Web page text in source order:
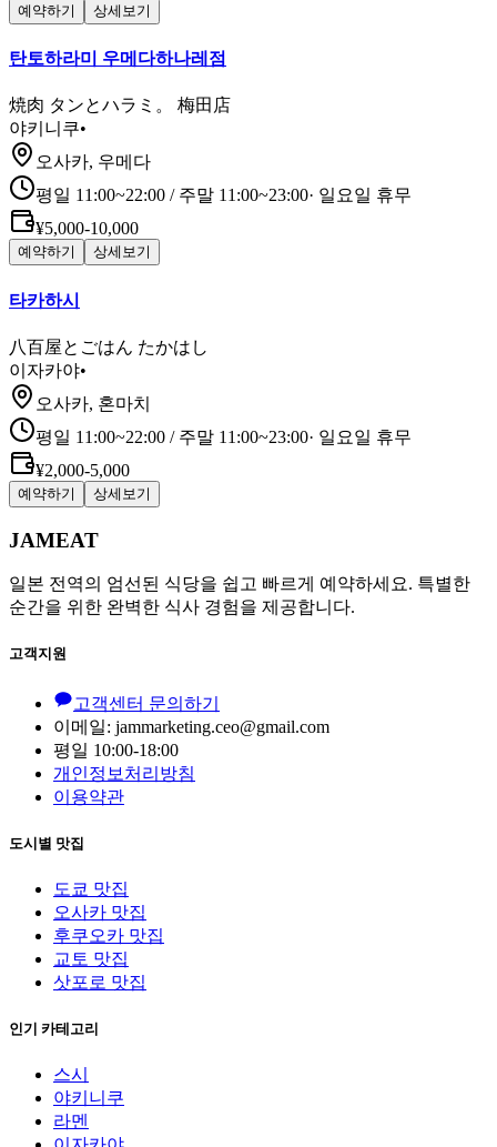
예약하기 상세보기
탄토하라미 우메다하나레점
焼肉 タンとハラミ。 梅田店
야키니쿠•
오사카, 우메다
평일 11:00~22:00 / 주말 11:00~23:00· 일요일 휴무
¥5,000-10,000
예약하기 상세보기
타카하시
八百屋とごはん たかはし
이자카야•
오사카, 혼마치
평일 11:00~22:00 / 주말 11:00~23:00· 일요일 휴무
¥2,000-5,000
예약하기 상세보기
JAMEAT
일본 전역의 엄선된 식당을 쉽고 빠르게 예약하세요. 특별한
순간을 위한 완벽한 식사 경험을 제공합니다.
고객지원
고객센터 문의하기
이메일: jammarketing.ceo@gmail.com
평일 10:00-18:00
개인정보처리방침
이용약관
도시별 맛집
도쿄 맛집
오사카 맛집
후쿠오카 맛집
교토 맛집
삿포로 맛집
인기 카테고리
스시
야키니쿠
라멘